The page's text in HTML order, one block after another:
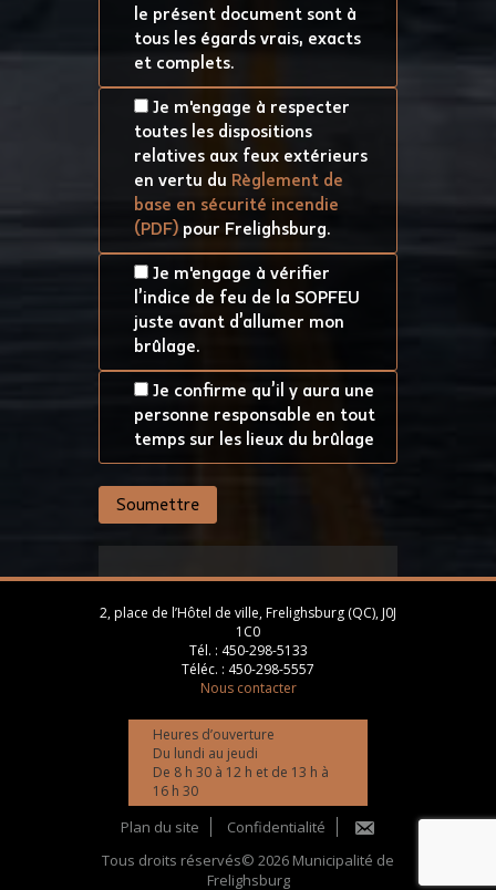
le présent document sont à
tous les égards vrais, exacts
et complets.
Je m'engage à respecter
toutes les dispositions
relatives aux feux extérieurs
en vertu du Règlement de
base en sécurité incendie
(PDF) pour Frelighsburg.
Je m'engage à vérifier
l’indice de feu de la SOPFEU
juste avant d’allumer mon
brûlage.
Je confirme qu’il y aura une
personne responsable en tout
temps sur les lieux du brûlage
2, place de l’Hôtel de ville, Frelighsburg (QC), J0J
1C0
Tél. : 450-298-5133
Téléc. : 450-298-5557
Nous contacter
Heures d’ouverture
Du lundi au jeudi
De 8 h 30 à 12 h et de 13 h à
16 h 30
Plan du site
Confidentialité
Tous droits réservés© 2026 Municipalité de
Frelighsburg